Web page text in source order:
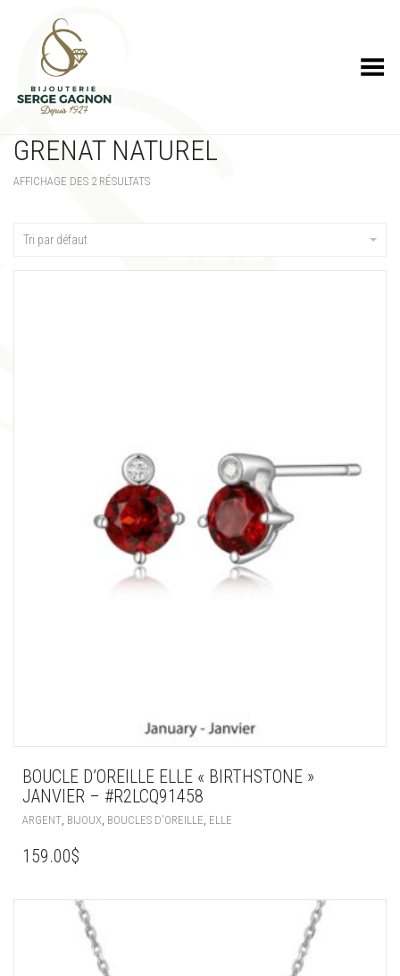
Toggle Menu
GRENAT NATUREL
AFFICHAGE DES 2 RÉSULTATS
Tri par défaut
BOUCLE D’OREILLE ELLE « BIRTHSTONE »
JANVIER – #R2LCQ91458
ARGENT BIJOUX BOUCLES D'OREILLE ELLE
159.00$